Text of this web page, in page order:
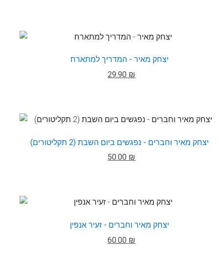
יצחק מאיר - המדריך למתארח
29.90 ₪
יצחק מאיר וחברים - נפגשים ביום השבת (2 תקליטורים)
50.00 ₪
יצחק מאיר וחברים - זעיר אנפין
60.00 ₪